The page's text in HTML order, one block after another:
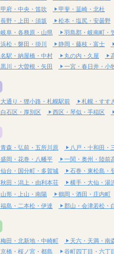
甲府・中央・笛吹
甲斐・韮崎・北杜
長野・上田・須坂
松本・塩尻・安曇野
岐阜・各務原・山県 羽島郡・岐南町・
浜松・磐田・掛川 静岡・藤枝・富士
名駅・納屋橋・中村 丸の内・久屋
黒川・大曽根・矢田
一宮・春日井・小
大通り・狸小路・札幌駅前 札幌・すす
白石区・厚別区
西区・琴似・手稲区
青森・弘前・五所川原
八戸・十和田・
盛岡・花巻・八幡平
一関・奥州・陸前
仙台・国分町・多賀城 石巻・東松島・
秋田・潟上・由利本荘
横手・大仙・湯
山形・上山・南陽 鶴岡・酒田・庄内町
福島・二本松・伊達 郡山・会津若松・
梅田・北新地・中崎町 天六・天満・南
京橋・桜ノ宮・都島
谷町四丁目・六丁